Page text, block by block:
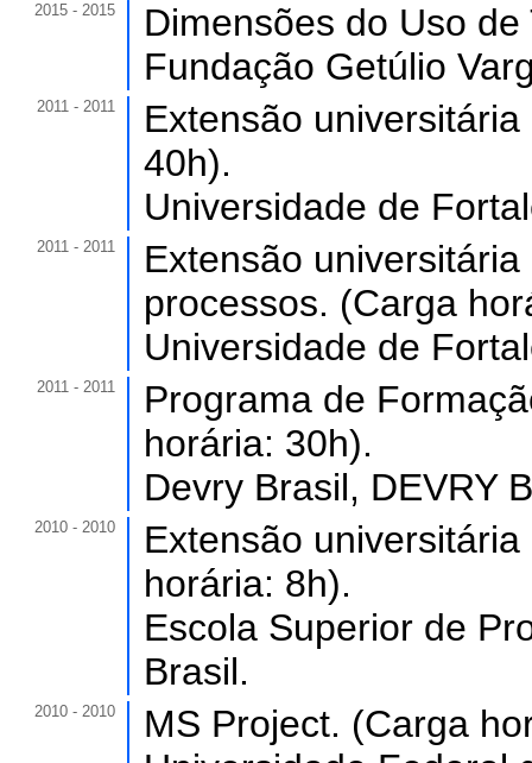
2015 - 2015
Dimensões do Uso
Fundação Getúlio
2011 - 2011
Extensão
40h).
Universidade de
2011 - 2011
Extensão
processos. (Carga
Universidade de
2011 - 2011
Programa de
horária: 30h).
Devry Brasil, DEVRY
2010 - 2010
Extensão
horária: 8h).
Escola Superior de
Brasil.
2010 - 2010
MS Project. (Carga